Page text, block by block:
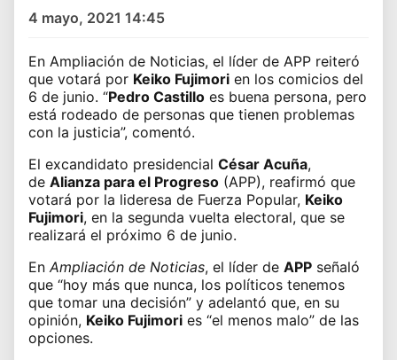
4 mayo, 2021 14:45
En Ampliación de Noticias, el líder de APP reiteró
que votará por Keiko Fujimori en los comicios del
6 de junio. “Pedro Castillo es buena persona, pero
está rodeado de personas que tienen problemas
con la justicia”, comentó.
El excandidato presidencial César Acuña,
de Alianza para el Progreso (APP), reafirmó que
votará por la lideresa de Fuerza Popular, Keiko
Fujimori, en la segunda vuelta electoral, que se
realizará el próximo 6 de junio.
En Ampliación de Noticias, el líder de APP señaló
que “hoy más que nunca, los políticos tenemos
que tomar una decisión” y adelantó que, en su
opinión, Keiko Fujimori es “el menos malo” de las
opciones.